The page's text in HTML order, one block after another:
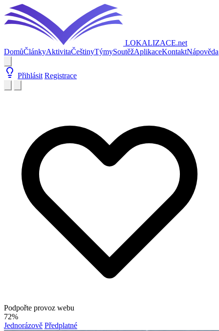
LOKALIZACE.net
DomůČlánkyAktivitaČeštinyTýmySoutěžAplikaceKontaktNápověda
Přihlásit Registrace
Podpořte provoz webu
72%
Jednorázově Předplatné